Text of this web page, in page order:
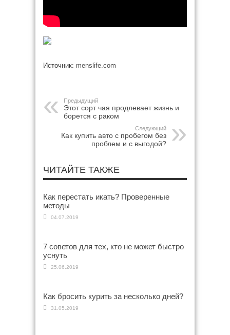
Источник: menslife.com
Предыдущий
Этот сорт чая продлевает жизнь и
борется с раком
Следующий
Как купить авто с пробегом без
проблем и с выгодой?
ЧИТАЙТЕ ТАКЖЕ
Как перестать икать? Проверенные
методы
04.07.2019
7 советов для тех, кто не может быстро
уснуть
25.06.2019
Как бросить курить за несколько дней?
31.05.2019